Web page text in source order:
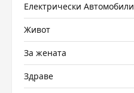
Електрически Автомобили
Живот
За жената
Здраве